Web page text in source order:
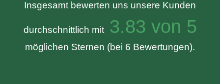
Insgesamt bewerten uns unsere Kunden
durchschnittlich mit3.83 von 5
möglichen Sternen (bei 6 Bewertungen).